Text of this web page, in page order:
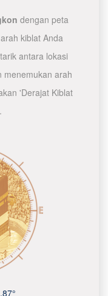
dengan peta
kiblat Anda
antara lokasi
menemukan arah
'Derajat Kiblat